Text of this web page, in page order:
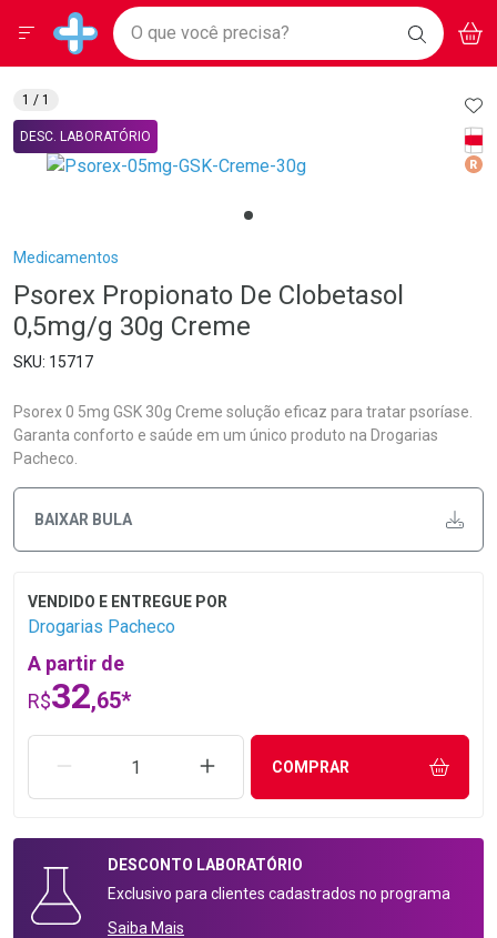
Drogarias Pacheco
Baixe nosso APP e aproveite Ofertas Exclusivas!
BAIXE
O APP
Ir direto para a home
pela página
Ir direto para o conteúdo
Ir direto para a busca
Ir direto para a conta
Ir direto para a ajuda
Ir direto para a notificações
Ir direto para o carrinho
Faça a sua busca
O que você precisa? BUSCAR
Menu
Breadcrumb
Medicamentos
Psorex Propionato De Clobetasol
0,5mg/g 30g Creme
15717
Psorex 0 5mg GSK 30g Creme solução eficaz para tratar psoríase.
Garanta conforto e saúde em um único produto na Drogarias
Pacheco.
BAIXAR BULA
Drogarias Pacheco
A partir de
R$32,65*
REMOVER UMA UNIDADEAUMENTAR UMA UNIDADE
COMPRAR
DESCONTO LABORATÓRIO
Exclusivo para clientes cadastrados no programa
Saiba Mais
DESC. LABORATÓRIO
1 / 1